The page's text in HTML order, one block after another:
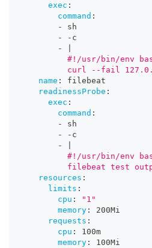
exec :
command :
-
sh
-
- c
-
#!/usr/bin/env
curl --fail
name :
filebeat
readinessProbe :
exec :
command :
-
sh
-
- c
-
#!/usr/bin/env
filebeat test
resources :
limits :
cpu :
"1"
memory :
200Mi
requests :
cpu :
100m
memory :
100Mi